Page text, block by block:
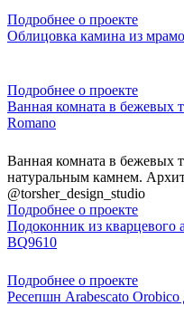
Подробнее о проекте
Облицовка камина из
Подробнее о проекте
Ванная комната в бежевых
Romano
Ванная комната в бежевых
натуральным камнем.
@torsher_design_studio
Подробнее о проекте
Подоконник из кварцевого
BQ9610
Подробнее о проекте
Ресепшн Arabescato Orobico